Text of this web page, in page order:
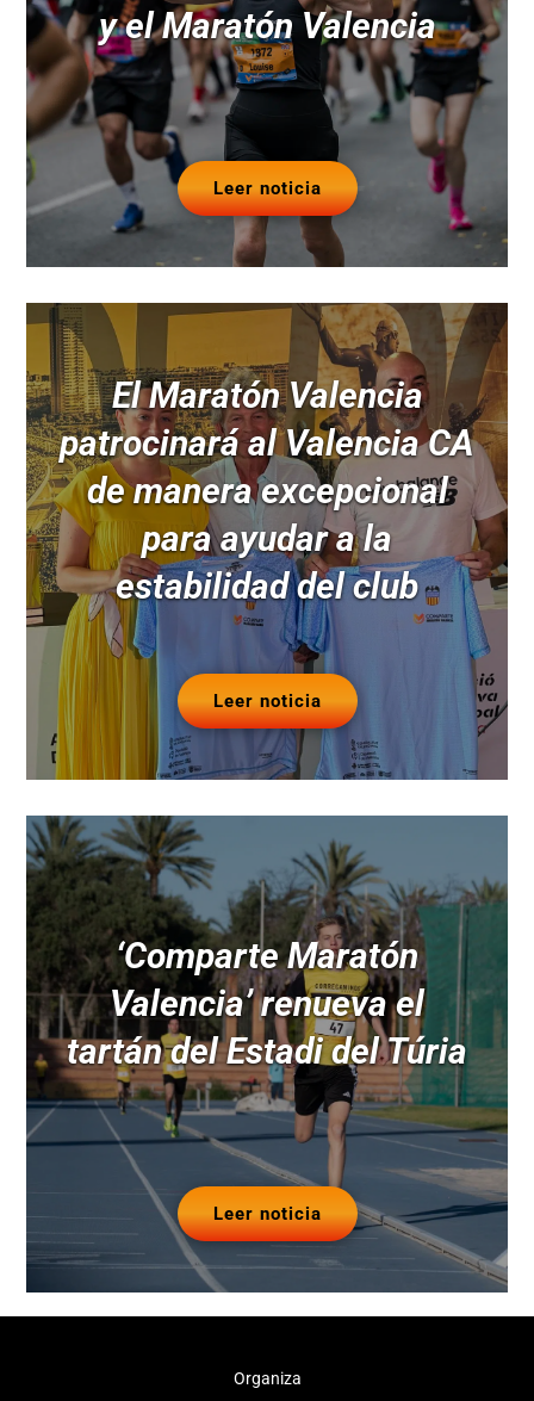
y el Maratón Valencia
Leer noticia
El Maratón Valencia
patrocinará al Valencia CA
de manera excepcional
para ayudar a la
estabilidad del club
Leer noticia
‘Comparte Maratón
Valencia’ renueva el
tartán del Estadi del Túria
Leer noticia
Organiza